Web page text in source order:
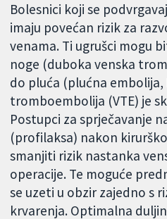
Bolesnici koji se
imaju povećan rizik za
venama. Ti ugrušci mogu
noge (duboka venska
do pluća (plućna embolija,
tromboembolija (VTE) je
Postupci za sprječavanje
(profilaksa) nakon
smanjiti rizik nastanka
operacije. Te moguće
se uzeti u obzir zajedno s
krvarenja. Optimalna